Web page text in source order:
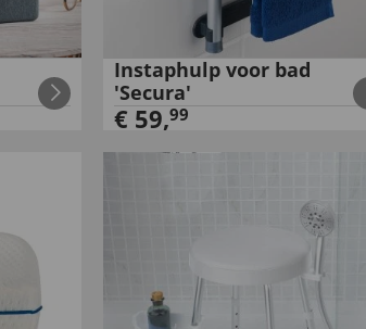
Instaphulp voor bad
'Secura'
€ 59,99